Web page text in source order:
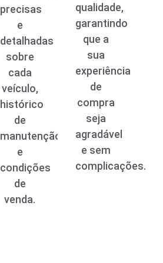
precisas
e
detalhadas
sobre
cada
veículo,
histórico
de
manutenção
e
condições
de
venda.
qualidade,
garantindo
que a
sua
experiência
de
compra
seja
agradável
e sem
complicações.